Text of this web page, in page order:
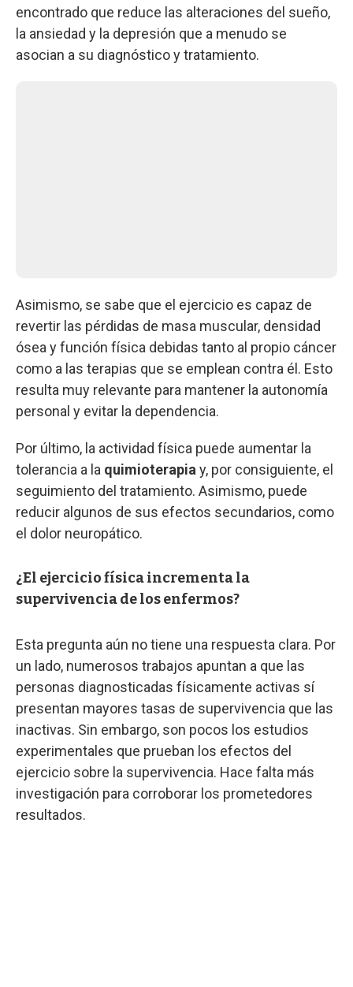
encontrado que reduce las alteraciones del sueño,
la ansiedad y la depresión que a menudo se
asocian a su diagnóstico y tratamiento.
Asimismo, se sabe que el ejercicio es capaz de
revertir las pérdidas de masa muscular, densidad
ósea y función física debidas tanto al propio cáncer
como a las terapias que se emplean contra él. Esto
resulta muy relevante para mantener la autonomía
personal y evitar la dependencia.
Por último, la actividad física puede aumentar la
tolerancia a la quimioterapia y, por consiguiente, el
seguimiento del tratamiento. Asimismo, puede
reducir algunos de sus efectos secundarios, como
el dolor neuropático.
¿El ejercicio física incrementa la
supervivencia de los enfermos?
Esta pregunta aún no tiene una respuesta clara. Por
un lado, numerosos trabajos apuntan a que las
personas diagnosticadas físicamente activas sí
presentan mayores tasas de supervivencia que las
inactivas. Sin embargo, son pocos los estudios
experimentales que prueban los efectos del
ejercicio sobre la supervivencia. Hace falta más
investigación para corroborar los prometedores
resultados.